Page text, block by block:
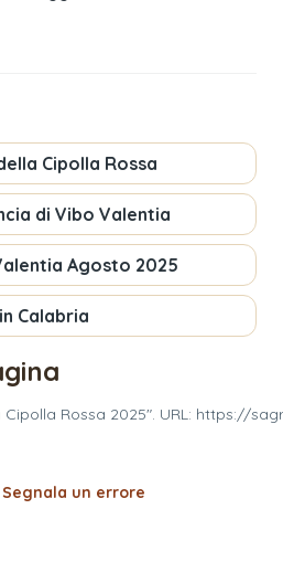
Cipolla Rossa
di Vibo Valentia
Agosto 2025
Calabria
Cipolla Rossa 2025". URL: https://
Segnala un errore